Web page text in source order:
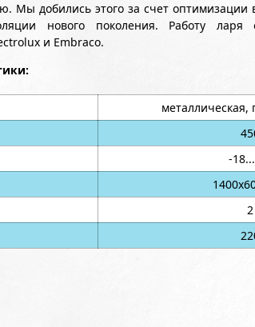
Мы добились этого за счет оптимизации
нового поколения. Работу ларя
и Embraco.
металлическая,
-
2